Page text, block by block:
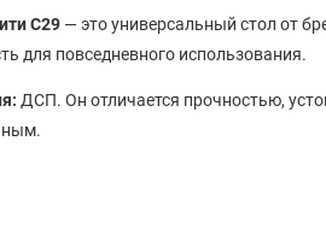
С29 — это универсальный стол от
для повседневного использования.
ДСП. Он отличается прочностью,